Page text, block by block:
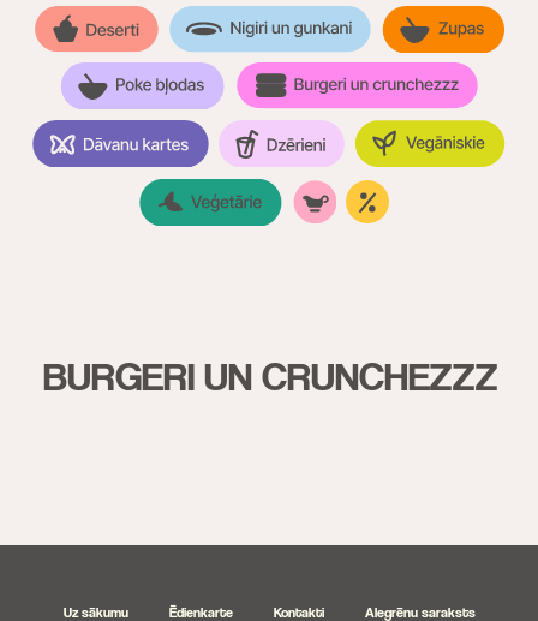
BURGERI UN CRUNCHEZZZ
Uz sākumu Ēdienkarte Kontakti Alegrēnu saraksts